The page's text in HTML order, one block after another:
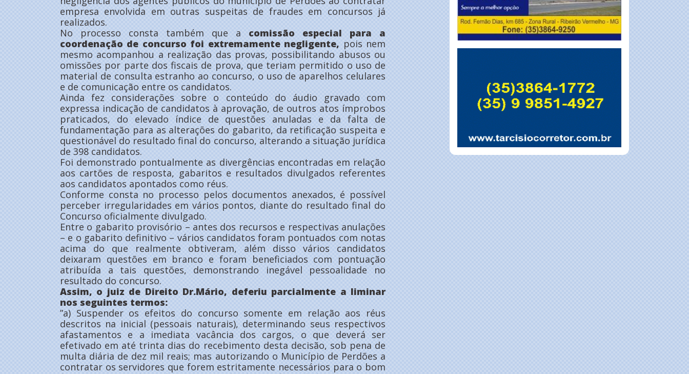
empresa envolvida em outras suspeitas de fraudes em concursos já
realizados.
No processo consta também que a comissão especial para a
coordenação de concurso foi extremamente negligente, pois nem
mesmo acompanhou a realização das provas, possibilitando abusos ou
omissões por parte dos fiscais de prova, que teriam permitido o uso de
material de consulta estranho ao concurso, o uso de aparelhos celulares
e de comunicação entre os candidatos.
Ainda fez considerações sobre o conteúdo do áudio gravado com
expressa indicação de candidatos à aprovação, de outros atos ímprobos
praticados, do elevado índice de questões anuladas e da falta de
fundamentação para as alterações do gabarito, da retificação suspeita e
questionável do resultado final do concurso, alterando a situação jurídica
de 398 candidatos.
Foi demonstrado pontualmente as divergências encontradas em relação
aos cartões de resposta, gabaritos e resultados divulgados referentes
aos candidatos apontados como réus.
Conforme consta no processo pelos documentos anexados, é possível
perceber irregularidades em vários pontos, diante do resultado final do
Concurso oficialmente divulgado.
Entre o gabarito provisório – antes dos recursos e respectivas anulações
– e o gabarito definitivo – vários candidatos foram pontuados com notas
acima do que realmente obtiveram, além disso vários candidatos
deixaram questões em branco e foram beneficiados com pontuação
atribuída a tais questões, demonstrando inegável pessoalidade no
resultado do concurso.
Assim, o juiz de Direito Dr.Mário, deferiu parcialmente a liminar
nos seguintes termos:
”a) Suspender os efeitos do concurso somente em relação aos réus
descritos na inicial (pessoais naturais), determinando seus respectivos
afastamentos e a imediata vacância dos cargos, o que deverá ser
efetivado em até trinta dias do recebimento desta decisão, sob pena de
multa diária de dez mil reais; mas autorizando o Município de Perdões a
contratar os servidores que forem estritamente necessários para o bom